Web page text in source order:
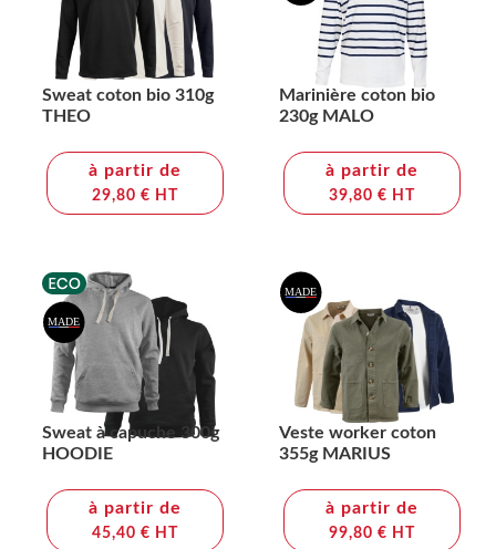
Sweat coton bio 310g
THEO
à partir de
29,80 € HT
Marinière coton bio
230g MALO
à partir de
39,80 € HT
Sweat à capuche 300g
HOODIE
à partir de
45,40 € HT
Veste worker coton
355g MARIUS
à partir de
99,80 € HT